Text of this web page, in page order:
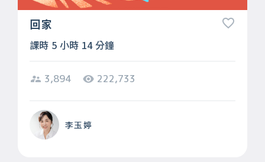
回家
課時 5 小時 14 分鐘
3,894 222,733
李玉婷